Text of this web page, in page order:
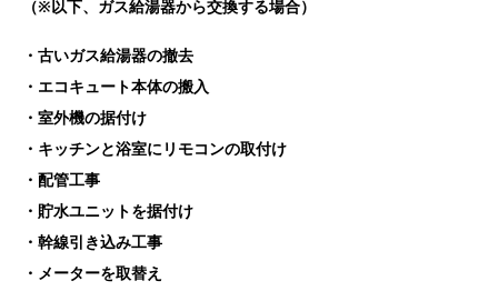
（※以下、ガス給湯器から交換する場合）
・古いガス給湯器の撤去
・エコキュート本体の搬入
・室外機の据付け
・キッチンと浴室にリモコンの取付け
・配管工事
・貯水ユニットを据付け
・幹線引き込み工事
・メーターを取替え